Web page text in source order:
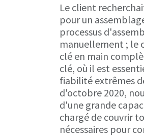
Le client
pour un
processus
manuellement ; le
clé en main
clé, où il est
fiabilité extrêmes
d'octobre 2020,
d'une grande
chargé de couvrir
nécessaires pour